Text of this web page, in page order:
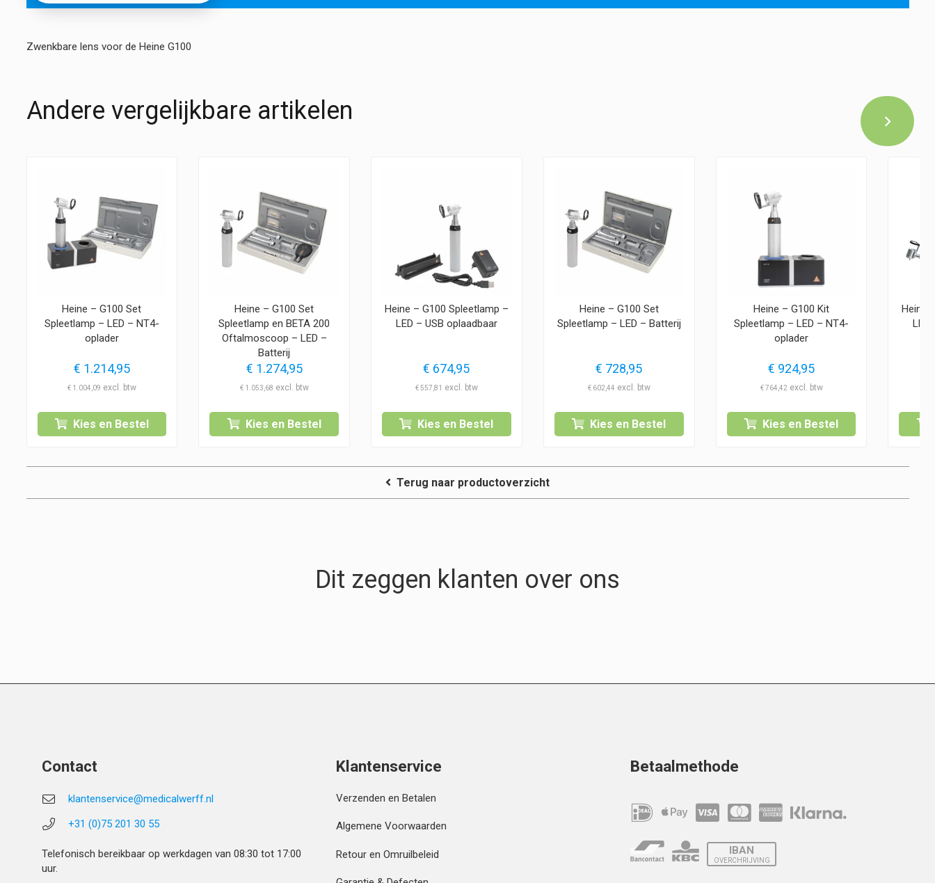
Zwenkbare lens voor de Heine G100
Andere vergelijkbare artikelen
Heine – G100 Set
Spleetlamp – LED – NT4-
oplader
€ 1.214,95
€1.004,09
Kies en Bestel
Heine – G100 Set
Spleetlamp en BETA 200
Oftalmoscoop – LED –
Batterij
€ 1.274,95
€1.053,68
Kies en Bestel
Heine – G100 Spleetlamp –
LED – USB oplaadbaar
€ 674,95
€557,81
Kies en Bestel
Heine – G100 Set
Spleetlamp – LED – Batterij
€ 728,95
€602,44
Kies en Bestel
Heine – G100 Kit
Spleetlamp – LED – NT4-
oplader
€ 924,95
€764,42
Kies en Bestel
Heine
Terug naar productoverzicht
Dit zeggen klanten over ons
Contact
klantenservice@medicalwerff.nl
+31 (0)75 201 30 55
Telefonisch bereikbaar op werkdagen van 08:30 tot 17:00
uur.
Klantenservice
Verzenden en Betalen
Algemene Voorwaarden
Retour en Omruilbeleid
Betaalmethode
IBAN
OVERCHRIJVING